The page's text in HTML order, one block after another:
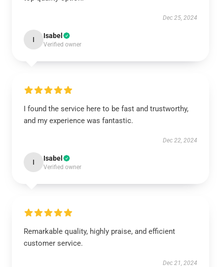
Dec 25, 2024
I Isabel
Verified owner
I found the service here to be fast and trustworthy,
and my experience was fantastic.
Dec 22, 2024
I Isabel
Verified owner
Remarkable quality, highly praise, and efficient
customer service.
Dec 21, 2024